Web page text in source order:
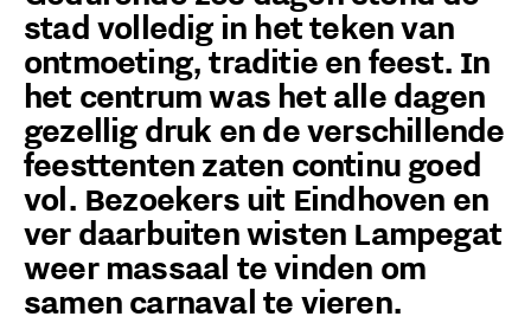
stad volledig in het teken van
ontmoeting, traditie en feest. In
het centrum was het alle dagen
gezellig druk en de verschillende
feesttenten zaten continu goed
vol. Bezoekers uit Eindhoven en
ver daarbuiten wisten Lampegat
weer massaal te vinden om
samen carnaval te vieren.